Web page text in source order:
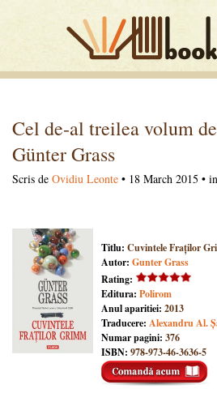
Cel de-al treilea volum
Günter Grass
Scris de Ovidiu Leonte • 18 March 2015 •
Titlu: Cuvintele Fraților
Autor: Gunter Grass
Rating:
Editura: Polirom
Anul aparitiei: 2013
Traducere: Alexandru Al.
Numar pagini: 376
ISBN: 978-973-46-3636-5